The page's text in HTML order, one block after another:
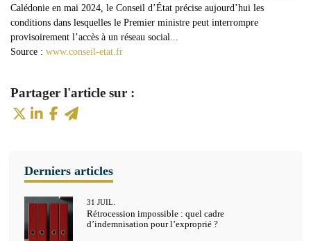
Source : www.conseil-etat.fr
Calédonie en mai 2024, le Conseil d’État précise aujourd’hui les
conditions dans lesquelles le Premier ministre peut interrompre
provisoirement l’accès à un réseau social...
Rétrocession impossible : quel cadre
d’indemnisation pour l’exproprié ?
31 JUIL.